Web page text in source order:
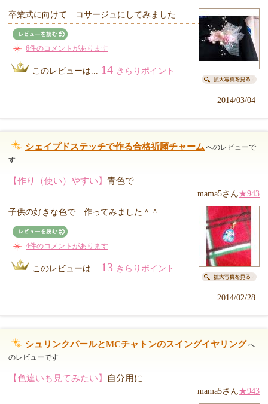
卒業式に向けて コサージュにしてみました
6件のコメントがあります
このレビューは... 14 きらりポイント
2014/03/04
シェイプドステッチで作る合格祈願チャーム へのレビューで
す
【作り（使い）やすい】 青色で
mama5さん★943
子供の好きな色で 作ってみました＾＾
4件のコメントがあります
このレビューは... 13 きらりポイント
2014/02/28
シュリンクパールとMCチャトンのスイングイヤリングへ
のレビューです
【色違いも見てみたい】 自分用に
mama5さん★943